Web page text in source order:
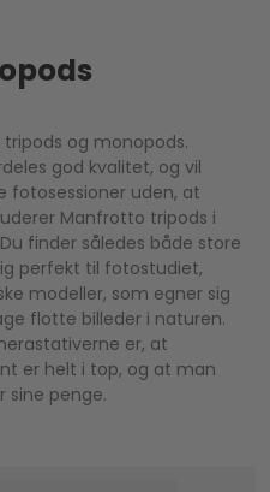
og monopods.
god kvalitet, og vil
fotosessioner uden, at
Manfrotto tripods i
finder således både store
perfekt til fotostudiet,
modeller, som egner sig
flotte billeder i naturen.
er, at
er helt i top, og at man
penge.